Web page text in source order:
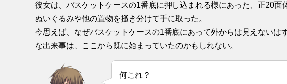
彼女は、バスケットケースの1番底に押し込まれる様にあった、正20面
ぬいぐるみや他の置物を掻き分けて手に取った。
今思えば、なぜバスケットケースの1番底にあって外からは見えないは
な出来事は、ここから既に始まっていたのかもしれない。
何これ？